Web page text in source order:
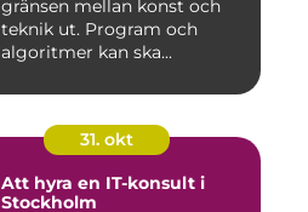
gränsen mellan konst och
teknik ut. Program och
algoritmer kan ska...
31. okt
Att hyra en IT-konsult i
Stockholm